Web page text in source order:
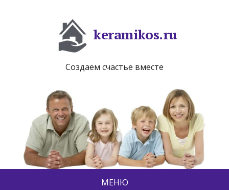
keramikos.ru
Создаем счастье вместе
МЕНЮ